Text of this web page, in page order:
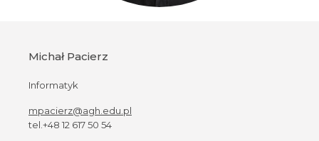
Michał Pacierz
Informatyk
mpacierz@agh.edu.pl
tel.+48 12 617 50 54